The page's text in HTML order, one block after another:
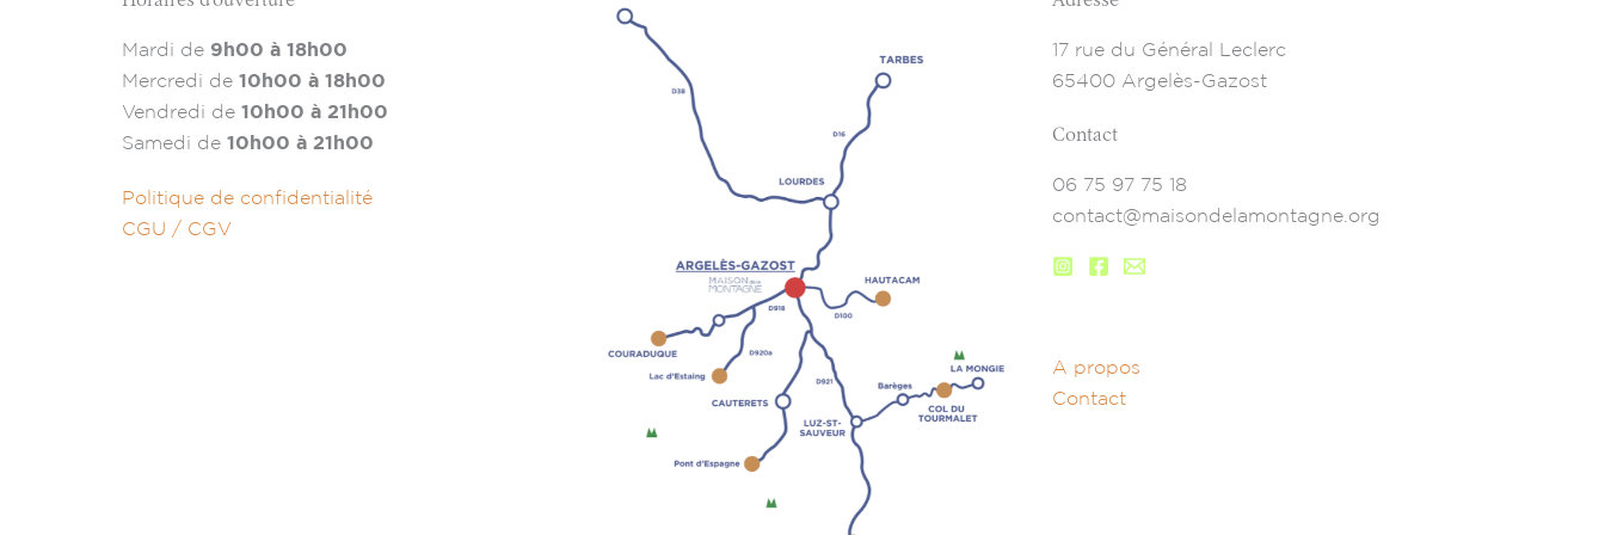
Mardi de 9h00 à 18h00
Mercredi de 10h00 à 18h00
Vendredi de 10h00 à 21h00
Samedi de 10h00 à 21h00
Politique de confidentialité
CGU / CGV
17 rue du Général Leclerc
65400 Argelès-Gazost
Contact
06 75 97 75 18
contact@maisondelamontagne.org
A propos
Contact